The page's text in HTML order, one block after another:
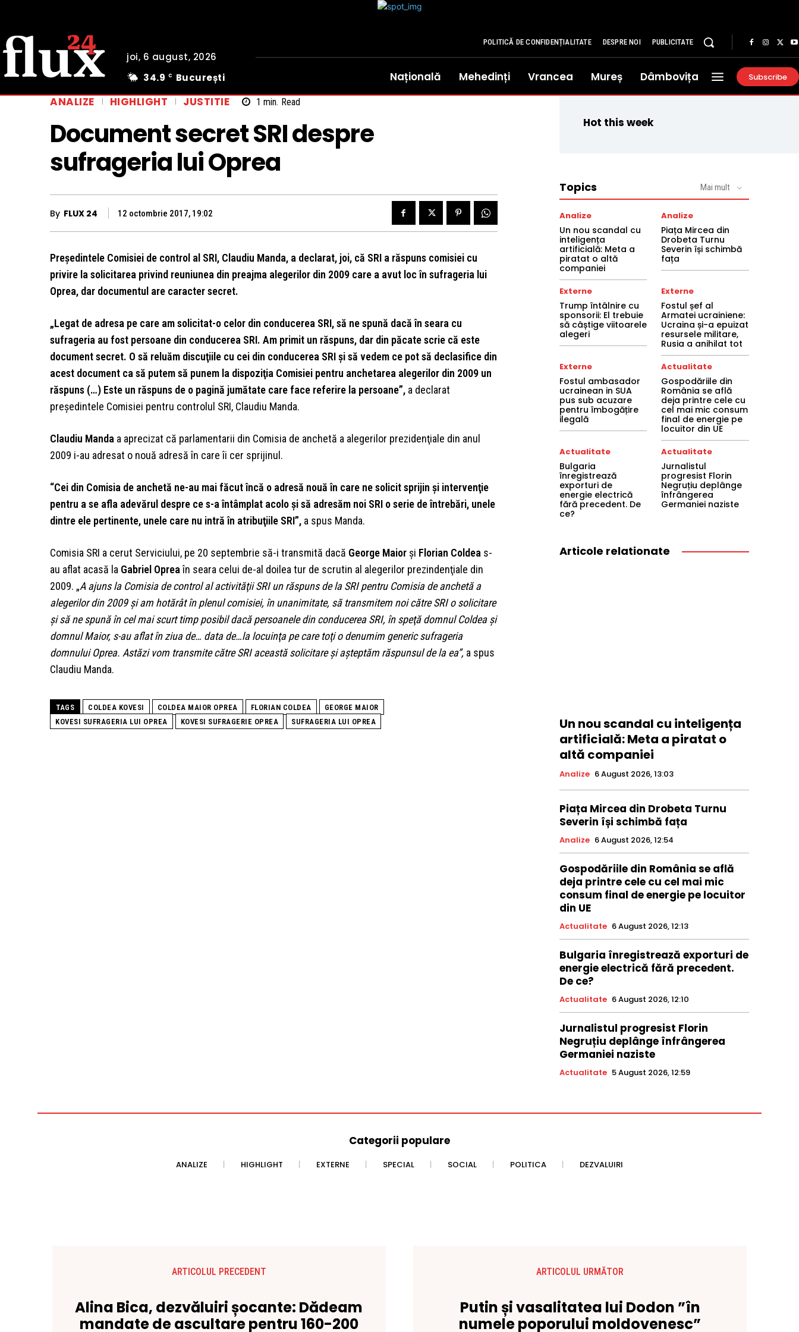
joi, 6 august, 2026
34.9 C București
POLITICĂ DE CONFIDENȚIALITATE DESPRE NOI PUBLICITATE
Națională Mehedinți Vrancea Mureș Dâmbovița Subscribe
ANALIZE HIGHLIGHT JUSTITIE 1 min. Read
Document secret SRI despre
sufrageria lui Oprea
By FLUX 24 12 octombrie 2017, 19:02
Preşedintele Comisiei de control al SRI, Claudiu Manda, a declarat, joi, că SRI a răspuns comisiei cu
privire la solicitarea privind reuniunea din preajma alegerilor din 2009 care a avut loc în sufrageria lui
Oprea, dar documentul are caracter secret.
„Legat de adresa pe care am solicitat-o celor din conducerea SRI, să ne spună dacă în seara cu
sufrageria au fost persoane din conducerea SRI. Am primit un răspuns, dar din păcate scrie că este
document secret. O să reluăm discuţiile cu cei din conducerea SRI şi să vedem ce pot să declasifice din
acest document ca să putem să punem la dispoziţia Comisiei pentru anchetarea alegerilor din 2009 un
răspuns (…) Este un răspuns de o pagină jumătate care face referire la persoane”, a declarat
preşedintele Comisiei pentru controlul SRI, Claudiu Manda.
Claudiu Manda a aprecizat că parlamentarii din Comisia de anchetă a alegerilor prezidenţiale din anul
2009 i-au adresat o nouă adresă în care îi cer sprijinul.
“Cei din Comisia de anchetă ne-au mai făcut încă o adresă nouă în care ne solicit sprijin şi intervenţie
pentru a se afla adevărul despre ce s-a întâmplat acolo şi să adresăm noi SRI o serie de întrebări, unele
dintre ele pertinente, unele care nu intră în atribuţiile SRI”, a spus Manda.
Comisia SRI a cerut Serviciului, pe 20 septembrie să-i transmită dacă George Maior şi Florian Coldea s-
au aflat acasă la Gabriel Opreaîn seara celui de-al doilea tur de scrutin al alegerilor prezindenţiale din
2009. „A ajuns la Comisia de control al activităţii SRI un răspuns de la SRI pentru Comisia de anchetă a
alegerilor din 2009 şi am hotărât în plenul comisiei, în unanimitate, să transmitem noi către SRI o solicitare
şi să ne spună în cel mai scurt timp posibil dacă persoanele din conducerea SRI, în speţă domnul Coldea şi
domnul Maior, s-au aflat în ziua de… data de…la locuinţa pe care toţi o denumim generic sufrageria
domnului Oprea. Astăzi vom transmite către SRI această solicitare şi aşteptăm răspunsul de la ea”, a spus
Claudiu Manda.
TAGS COLDEA KOVESI COLDEA MAIOR OPREA FLORIAN COLDEA
GEORGE MAIOR
KOVESI SUFRAGERIA LUI OPREA
KOVESI SUFRAGERIE OPREA SUFRAGERIA LUI OPREA
Hot this week
Topics Mai mult
Analize
Un nou scandal cu
inteligența
artificială: Meta a
piratat o altă
companiei
Analize
Piața Mircea din
Drobeta Turnu
Severin își schimbă
fața
Externe
Trump întâlnire cu
sponsorii: El trebuie
să câștige viitoarele
alegeri
Externe
Fostul șef al
Armatei ucrainiene:
Ucraina și-a epuizat
resursele militare,
Rusia a anihilat tot
Externe
Fostul ambasador
ucrainean in SUA
pus sub acuzare
pentru îmbogățire
ilegală
Actualitate
Gospodăriile din
România se află
deja printre cele cu
cel mai mic consum
final de energie pe
locuitor din UE
Actualitate
Bulgaria
înregistrează
exporturi de
energie electrică
fără precedent. De
ce?
Actualitate
Jurnalistul
progresist Florin
Negruțiu deplânge
înfrângerea
Germaniei naziste
Articole relationate
Un nou scandal cu inteligența
artificială: Meta a piratat o
altă companiei
Analize 6 August 2026, 13:03
Piața Mircea din Drobeta Turnu
Severin își schimbă fața
Analize 6 August 2026, 12:54
Gospodăriile din România se află
deja printre cele cu cel mai mic
consum final de energie pe locuitor
din UE
Actualitate 6 August 2026, 12:13
Bulgaria înregistrează exporturi de
energie electrică fără precedent.
De ce?
Actualitate 6 August 2026, 12:10
Jurnalistul progresist Florin
Negruțiu deplânge înfrângerea
Germaniei naziste
Actualitate 5 August 2026, 12:59
Categorii populare
ANALIZE HIGHLIGHT EXTERNE SPECIAL SOCIAL POLITICA DEZVALUIRI
ARTICOLUL PRECEDENT
Alina Bica, dezvăluiri șocante: Dădeam
mandate de ascultare pentru 160-200
ARTICOLUL URMĂTOR
Putin și vasalitatea lui Dodon ”în
numele poporului moldovenesc”